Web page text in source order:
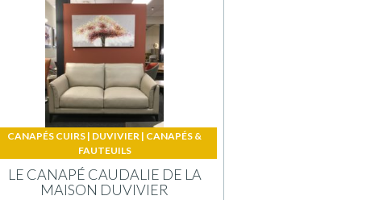
CANAPÉS CUIRS | DUVIVIER | CANAPÉS &
FAUTEUILS
LE CANAPÉ CAUDALIE DE LA
MAISON DUVIVIER